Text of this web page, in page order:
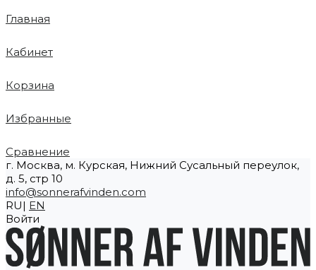
Главная
Кабинет
Корзина
Избранные
Сравнение
г. Москва, м. Курская, Нижний Сусальный переулок,
д. 5, стр 10
info@sonnerafvinden.com
RU| EN
Войти